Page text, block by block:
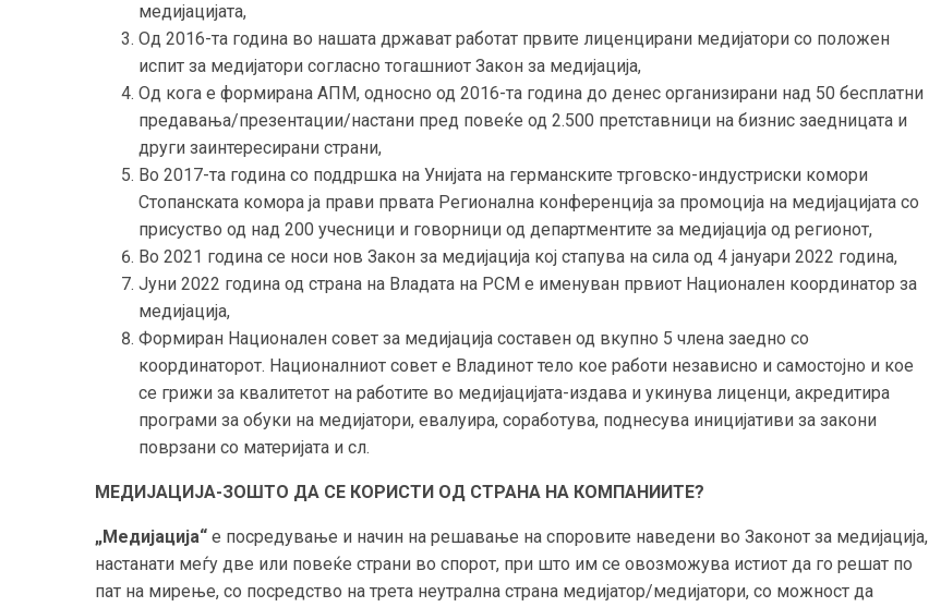
медијацијата,
Од 2016-та година во нашата држават работат првите лиценцирани медијатори со положен
испит за медијатори согласно тогашниот Закон за медијација,
Од кога е формирана АПМ, односно од 2016-та година до денес организирани над 50 бесплатни
предавања/презентации/настани пред повеќе од 2.500 претставници на бизнис заедницата и
други заинтересирани страни,
Во 2017-та година со поддршка на Унијата на германските трговско-индустриски комори
Стопанската комора ја прави првата Регионална конференција за промоција на медијацијата со
присуство од над 200 учесници и говорници од департментите за медијација од регионот,
Во 2021 година се носи нов Закон за медијација кој стапува на сила од 4 јануари 2022 година,
Јуни 2022 година од страна на Владата на РСМ е именуван првиот Национален координатор за
медијација,
Формиран Национален совет за медијација составен од вкупно 5 члена заедно со
координаторот. Националниот совет е Владинот тело кое работи независно и самостојно и кое
се грижи за квалитетот на работите во медијацијата-издава и укинува лиценци, акредитира
програми за обуки на медијатори, евалуира, соработува, поднесува иницијативи за закони
поврзани со материјата и сл.
МЕДИЈАЦИЈА-ЗОШТО ДА СЕ КОРИСТИ ОД СТРАНА НА КОМПАНИИТЕ?
„Медијација“ е посредување и начин на решавање на споровите наведени во Законот за медијација,
настанати меѓу две или повеќе страни во спорот, при што им се овозможува истиот да го решат по
пат на мирење, со посредство на трета неутрална страна медијатор/медијатори, со можност да